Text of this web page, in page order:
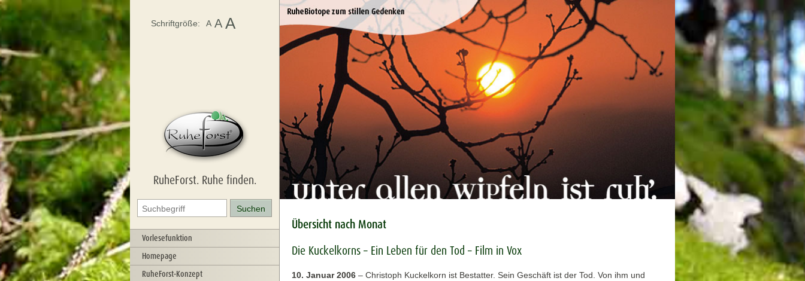
RuheForst. Ruhe finden.
Vorlesefunktion
Homepage
RuheForst-Konzept
Schriftgröße: A A A
Übersicht nach Monat
Die Kuckelkorns – Ein Leben für den Tod – Film in Vox
10. Januar 2006 – Christoph Kuckelkorn ist Bestatter. Sein Geschäft ist der Tod. Von ihm und